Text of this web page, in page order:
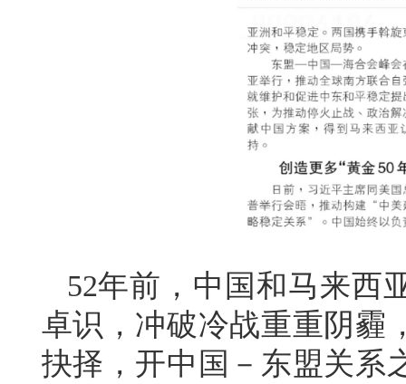
52年前，中国和马来西
卓识，冲破冷战重重阴霾
抉择，开中国－东盟关系